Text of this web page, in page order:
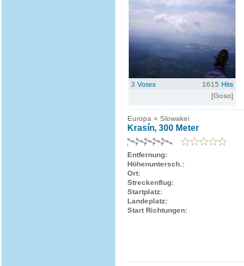
3 Votes 1615 Hits
[Goso]
Europa » Slowakei
Krasín, 300 Meter
Entfernung:
Höhenuntersch.:
Ort:
Streckenflug:
Startplatz:
Landeplatz:
Start Richtungen: